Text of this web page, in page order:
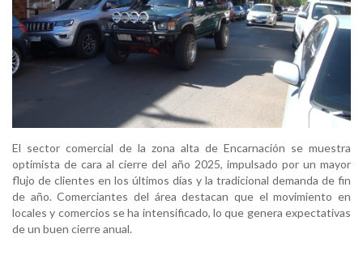
El sector comercial de la zona alta de Encarnación se muestra
optimista de cara al cierre del año 2025, impulsado por un mayor
flujo de clientes en los últimos días y la tradicional demanda de fin
de año. Comerciantes del área destacan que el movimiento en
locales y comercios se ha intensificado, lo que genera expectativas
de un buen cierre anual.